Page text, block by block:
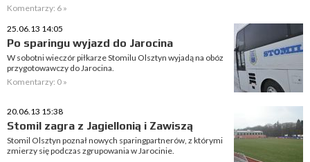
Komentarzy: 6 »
25.06.13 14:05
Po sparingu wyjazd do Jarocina
W sobotni wieczór piłkarze Stomilu Olsztyn wyjadą na obóz
przygotowawczy do Jarocina.
Komentarzy: 0 »
20.06.13 15:38
Stomil zagra z Jagiellonią i Zawiszą
Stomil Olsztyn poznał nowych sparingpartnerów, z którymi
zmierzy się podczas zgrupowania w Jarocinie.